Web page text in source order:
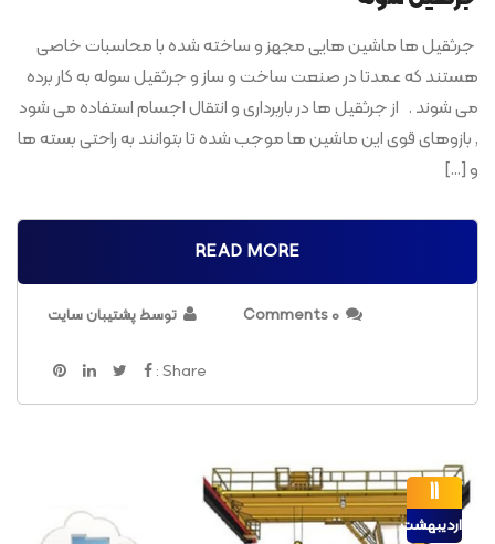
جرثقیل ها ماشین هایی مجهز و ساخته شده با محاسبات خاصی
هستند که عمدتا در صنعت ساخت و ساز و جرثقیل سوله به کار برده
می شوند . از جرثقیل ها در باربرداری و انتقال اجسام استفاده می شود
, بازوهای قوی این ماشین ها موجب شده تا بتوانند به راحتی بسته ها
و […]
READ MORE
0 Comments توسط پشتیبان سایت
Share :
11
اردیبهشت